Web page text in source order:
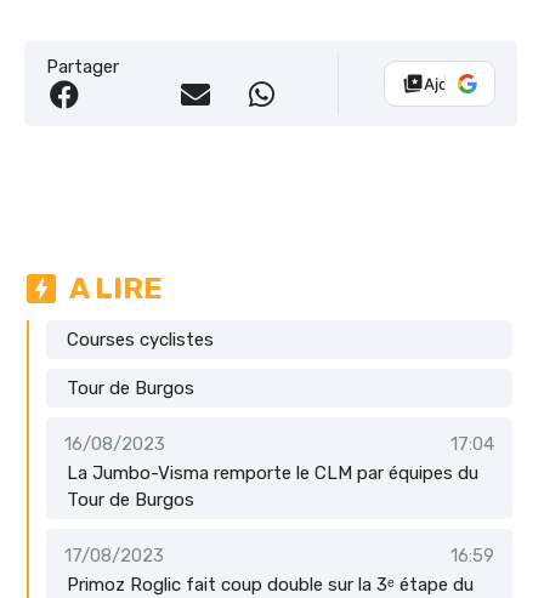
Partager
Ajouter Vélo
A LIRE
Courses cyclistes
Tour de Burgos
16/08/2023
17:04
La Jumbo-Visma remporte le CLM par équipes du
Tour de Burgos
17/08/2023
16:59
Primoz Roglic fait coup double sur la 3ᵉ étape du